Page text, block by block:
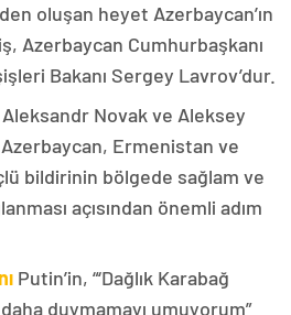
oluşan heyet Azerbaycan’ın
Azerbaycan Cumhurbaşkanı
Bakanı Sergey Lavrov’dur.
Aleksandr Novak ve Aleksey
Ermenistan ve
bildirinin bölgede sağlam ve
açısından önemli adım
Putin’in, “‘Dağlık Karabağ
duymamayı umuyorum”